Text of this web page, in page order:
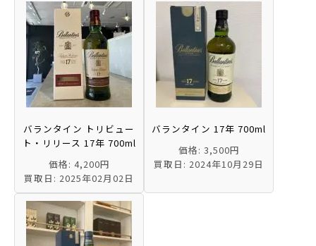
バランタイン トリビュー
ト・リリース 17年 700ml
価格: 4,200円
買取日: 2025年02月02日
バランタイン 17年 700ml
価格: 3,500円
買取日: 2024年10月29日